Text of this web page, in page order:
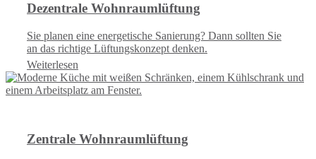
Dezentrale Wohnraumlüftung
Sie planen eine energetische Sanierung? Dann sollten Sie
an das richtige Lüftungskonzept denken.
Weiterlesen
Zentrale Wohnraumlüftung